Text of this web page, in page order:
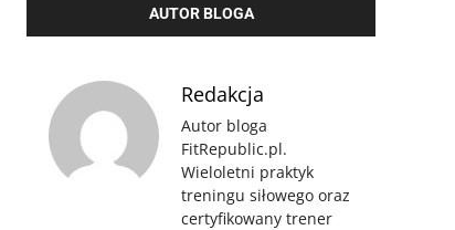
AUTOR BLOGA
Redakcja
Autor bloga
FitRepublic.pl.
Wieloletni praktyk
treningu siłowego oraz
certyfikowany trener